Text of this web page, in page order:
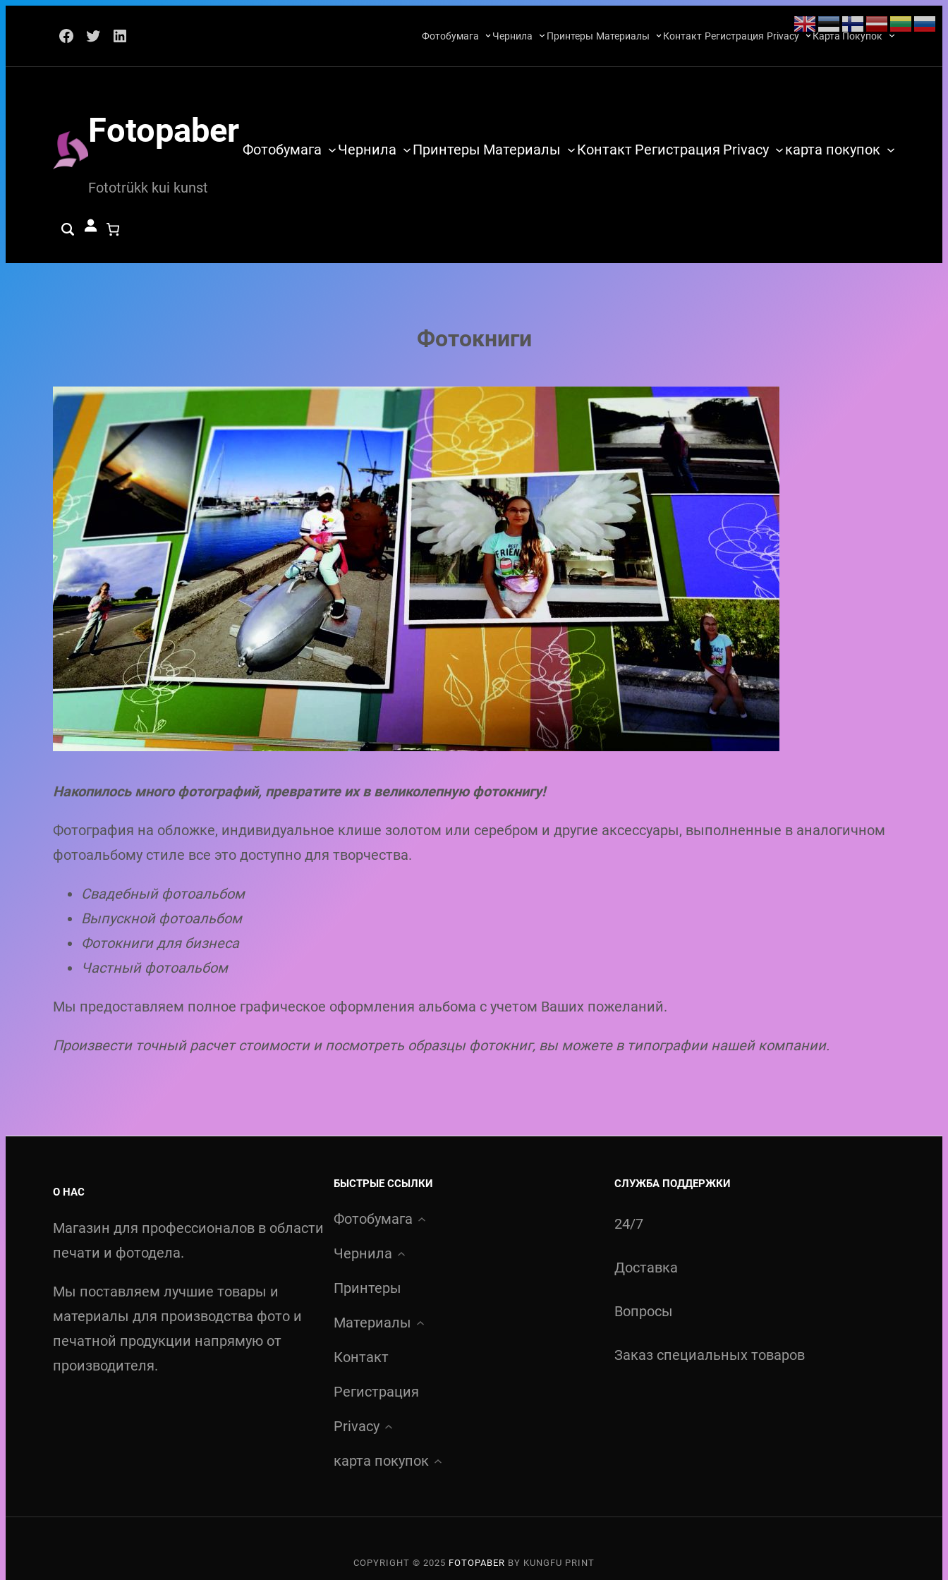
содержимому
Facebook
TwitterLinkedIn Фотобумага Чернила Принтеры Материалы Контакт Регистрация Privacy Карта Покупок
Fotopaber
Fototrükk kui kunst
Фотобумага Чернила Принтеры Материалы Контакт Регистрация Privacy карта покупок
Фотокниги
Накопилось много фотографий, превратите их в великолепную фотокнигу!
Фотография на обложке, индивидуальное клише золотом или серебром и другие аксессуары, выполненные в аналогичном
фотоальбому стиле все это доступно для творчества.
Свадебный фотоальбом
Выпускной фотоальбом
Фотокниги для бизнеса
Частный фотоальбом
Мы предоставляем полное графическое оформления альбома с учетом Ваших пожеланий.
Произвести точный расчет стоимости и посмотреть образцы фотокниг, вы можете в типографии нашей компании.
О НАС
Магазин для профессионалов в области
печати и фотодела.
Мы поставляем лучшие товары и
материалы для производства фото и
печатной продукции напрямую от
производителя.
БЫСТРЫЕ ССЫЛКИ
Фотобумага
Чернила
Принтеры
Материалы
Контакт
Регистрация
Privacy
карта покупок
СЛУЖБА ПОДДЕРЖКИ
24/7
Доставка
Вопросы
Заказ специальных товаров
COPYRIGHT © 2025 FOTOPABER BY KUNGFU PRINT